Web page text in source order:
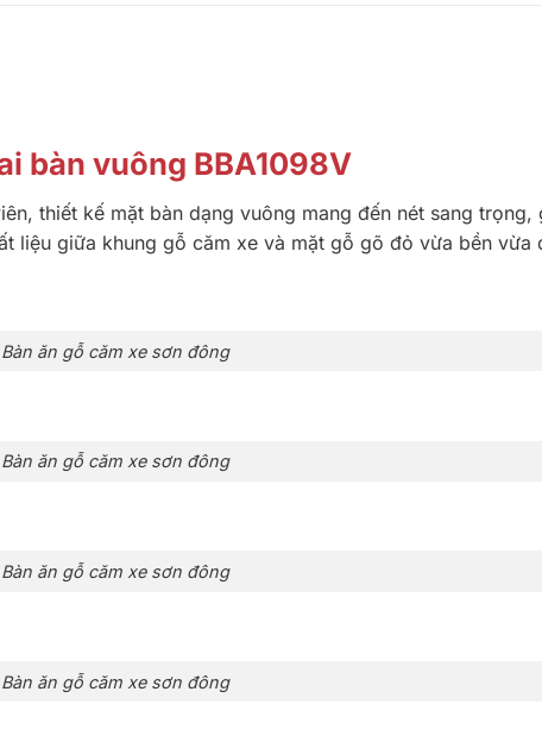
bàn vuông BBA1098V
thiết kế mặt bàn dạng vuông mang đến nét sang trọng,
liệu giữa khung gỗ căm xe và mặt gỗ gõ đỏ vừa bền vừa
Bàn ăn gỗ căm xe sơn đông
Bàn ăn gỗ căm xe sơn đông
Bàn ăn gỗ căm xe sơn đông
Bàn ăn gỗ căm xe sơn đông